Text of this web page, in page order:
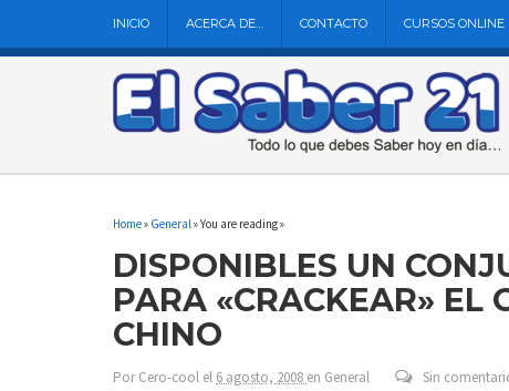
INICIO ACERCA DE… CONTACTO CURSOS ONLINE
Home» General» You are reading »
DISPONIBLES UN
PARA «CRACKEAR» EL
CHINO
PorCero-cool el 6 agosto, 2008 en General Sin